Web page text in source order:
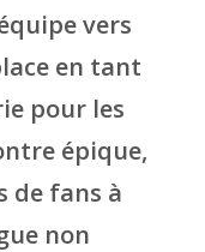
vers
en tant
pour les
épique,
de fans à
non